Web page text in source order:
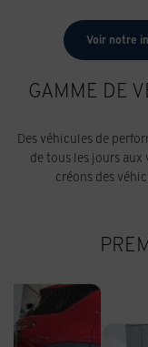
GAMME DE
Des véhicules de
de tous les jours
créons des
Voir notre